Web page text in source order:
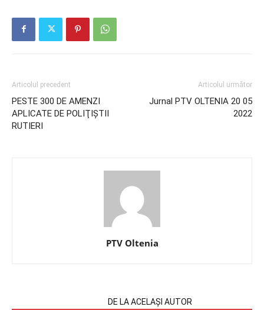
Articolul precedent
PESTE 300 DE AMENZI
APLICATE DE POLIŢIŞTII
RUTIERI
Articolul următor
Jurnal PTV OLTENIA 20 05
2022
PTV Oltenia
DE LA ACELAȘI AUTOR